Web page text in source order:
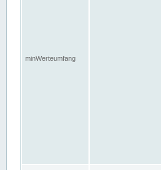
minWerteumfang